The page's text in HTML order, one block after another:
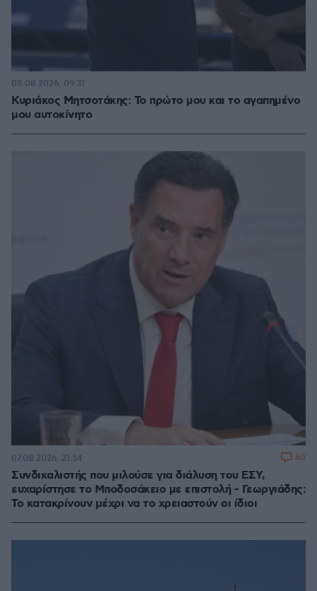
Κυριάκος Μητσοτάκης: Το πρώτο μου και το αγαπημένο
μου αυτοκίνητο
08.08.2026, 09:31
Συνδικαλιστής που μιλούσε για διάλυση του ΕΣΥ,
ευχαρίστησε το Μποδοσάκειο με επιστολή - Γεωργιάδης:
Το κατακρίνουν μέχρι να το χρειαστούν οι ίδιοι
07.08.2026, 21:54 60